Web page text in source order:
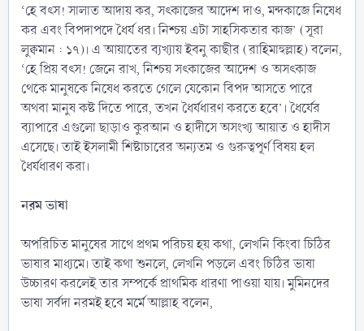
‘হে বৎস! সালাত আদায় কর, সৎকাজের আদেশ দাও, মন্দকাজে নিষেধ
কর এবং বিপদাপদে ধৈর্য ধর। নিশ্চয় এটা সাহসিকতার কাজ’ (সূরা
লুক্বমান : ১৭)। এ আয়াতের ব্যখ্যায় ইবনু কাছীর (রাহিমাহুল্লাহ) বলেন,
‘হে প্রিয় বৎস! জেনে রাখ, নিশ্চয় সৎকাজের আদেশ ও অসৎকাজ
থেকে মানুষকে নিষেধ করতে গেলে যেকোন বিপদ আসতে পারে
অথবা মানুষ কষ্ট দিতে পারে, তখন ধৈর্যধারণ করতে হবে’। ধৈর্যের
ব্যাপারে এগুলো ছাড়াও কুরআন ও হাদীসে অসংখ্য আয়াত ও হাদীস
এসেছে। তাই ইসলামী শিষ্টাচারের অন্যতম ও গুরুত্বপূর্ণ বিষয় হল
ধৈর্যধারণ করা।
নরম ভাষা
অপরিচিত মানুষের সাথে প্রথম পরিচয় হয় কথা, লেখনি কিংবা চিঠির
ভাষার মাধ্যমে। তাই কথা শুনলে, লেখনি পড়লে এবং চিঠির ভাষা
উচ্চারণ করলেই তার সম্পর্কে প্রাথমিক ধারণা পাওয়া যায়। মুমিনদের
ভাষা সর্বদা নরমই হবে মর্মে আল্লাহ বলেন,